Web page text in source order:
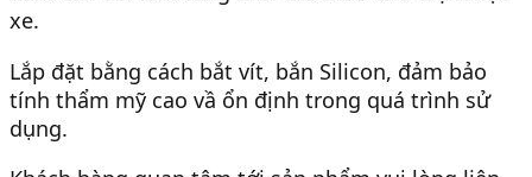
xe.
Lắp đặt bằng cách bắt vít, bắn Silicon, đảm bảo
tính thẩm mỹ cao vầ ổn định trong quá trình sử
dụng.